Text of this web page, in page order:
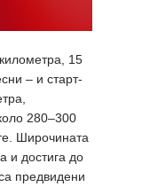
15
– и старт-
280–300
Широчината
и достига до
предвидени